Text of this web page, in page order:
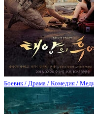
Боевик / Драма / Комедия /